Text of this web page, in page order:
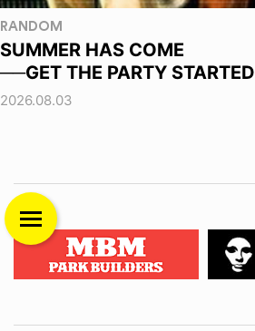
RANDOM
SUMMER HAS COME
──GET THE PARTY STARTED
2026.08.03